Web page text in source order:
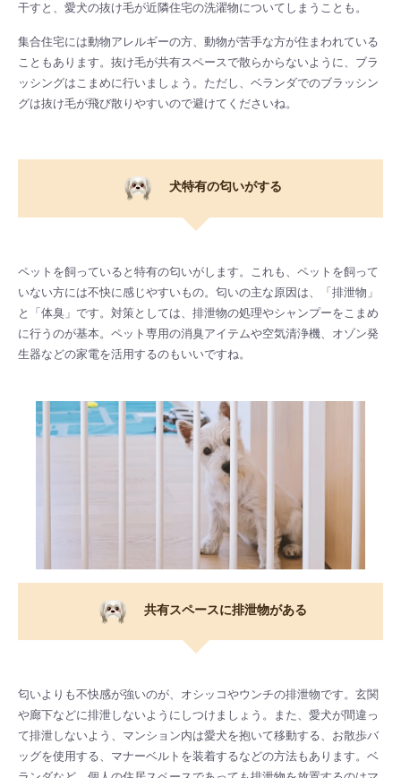
干すと、愛犬の抜け毛が近隣住宅の洗濯物についてしまうことも。
集合住宅には動物アレルギーの方、動物が苦手な方が住まわれている
こともあります。抜け毛が共有スペースで散らからないように、ブラ
ッシングはこまめに行いましょう。ただし、ベランダでのブラッシン
グは抜け毛が飛び散りやすいので避けてくださいね。
犬特有の匂いがする
ペットを飼っていると特有の匂いがします。これも、ペットを飼って
いない方には不快に感じやすいもの。匂いの主な原因は、「排泄物」
と「体臭」です。対策としては、排泄物の処理やシャンプーをこまめ
に行うのが基本。ペット専用の消臭アイテムや空気清浄機、オゾン発
生器などの家電を活用するのもいいですね。
共有スペースに排泄物がある
匂いよりも不快感が強いのが、オシッコやウンチの排泄物です。玄関
や廊下などに排泄しないようにしつけましょう。また、愛犬が間違っ
て排泄しないよう、マンション内は愛犬を抱いて移動する、お散歩バ
ッグを使用する、マナーベルトを装着するなどの方法もあります。ベ